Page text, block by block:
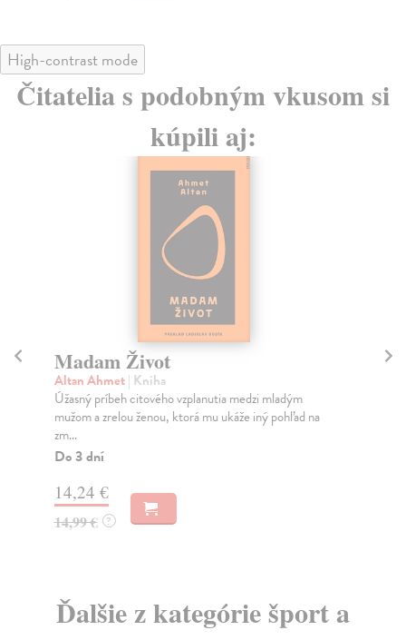
High-contrast mode
Čitatelia s podobným vkusom si
kúpili aj:
Madam Život
Altan Ahmet| Kniha
Úžasný príbeh citového vzplanutia medzi mladým
mužom a zrelou ženou, ktorá mu ukáže iný pohľad na
zm...
Do 3 dní
14,24 €
14,99 € ?
Ďalšie z kategórie šport a